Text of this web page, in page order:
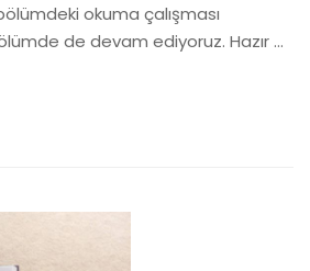
okuma çalışması
de devam ediyoruz. Hazır …